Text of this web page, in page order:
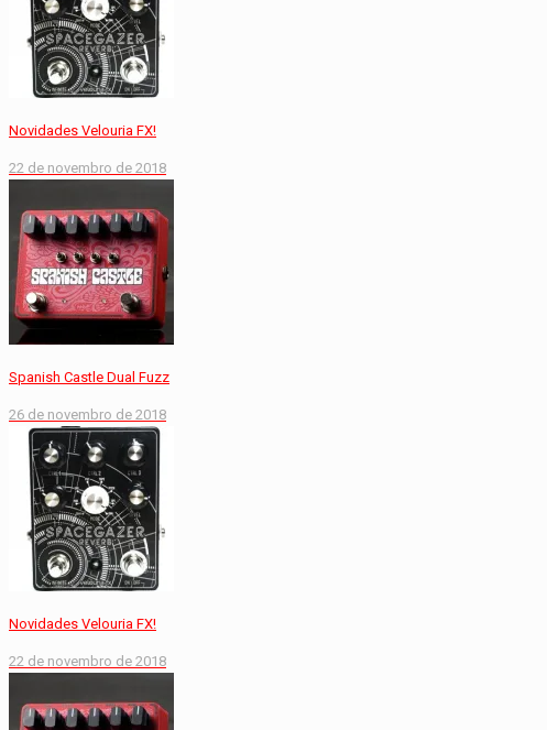
Novidades Velouria FX!
22 de novembro de 2018
Spanish Castle Dual Fuzz
26 de novembro de 2018
Novidades Velouria FX!
22 de novembro de 2018